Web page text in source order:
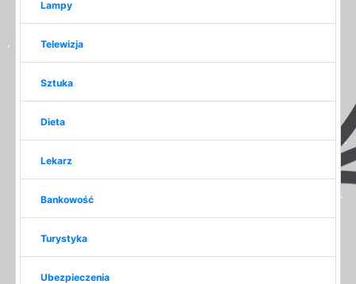
Lampy
Telewizja
Sztuka
Dieta
Lekarz
Bankowość
Turystyka
Ubezpieczenia